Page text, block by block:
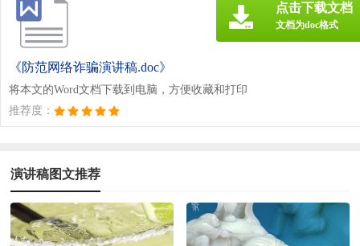
《防范网络诈骗演讲稿.doc》
将本文的Word文档下载到电脑，方便收藏和打印
推荐度：
点击下载文档
文档为doc格式
演讲稿图文推荐